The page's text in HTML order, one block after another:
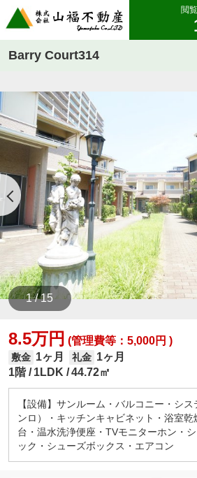
閲
Barry Court314
1 / 15
8.5万円 (管理費等：5,000円 )
敷金 1ヶ月 礼金 1ヶ月
1階
1LDK 44.72㎡
【設備】サンルーム・バルコニー・シ
ンロ）・キッチンキャビネット・浴室
台・温水洗浄便座・TVモニターホン・
ック・シューズボックス・エアコン